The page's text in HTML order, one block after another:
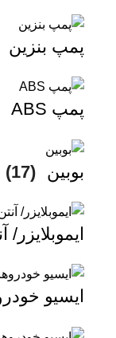
پمپ بنزین
پمپ ABS
بوبین (17)
ایسیو